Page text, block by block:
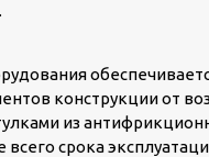
конструкции от
из
всего срока